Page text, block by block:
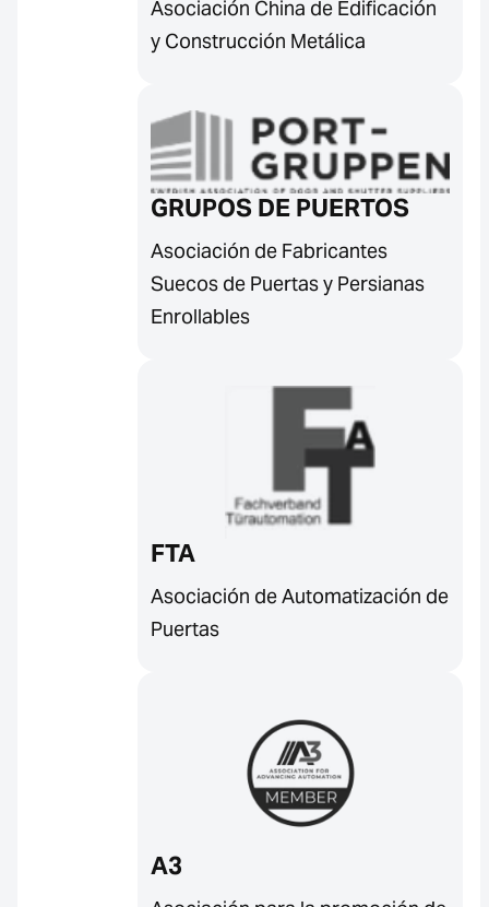
Asociación China de Edificación
y Construcción Metálica
GRUPOS DE PUERTOS
Asociación de Fabricantes
Suecos de Puertas y Persianas
Enrollables
FTA
Asociación de Automatización de
Puertas
A3